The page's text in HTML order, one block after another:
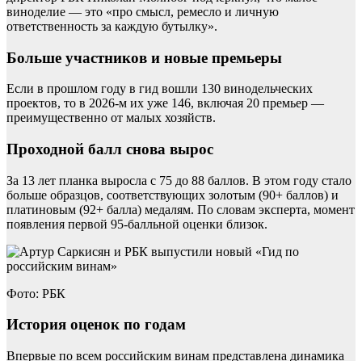
виноделие — это «про смысл, ремесло и личную
ответственность за каждую бутылку».
Больше участников и новые премьеры
Если в прошлом году в гид вошли 130 винодельческих
проектов, то в 2026-м их уже 146, включая 20 премьер —
преимущественно от малых хозяйств.
Проходной балл снова вырос
За 13 лет планка выросла с 75 до 88 баллов. В этом году стало
больше образцов, соответствующих золотым (90+ баллов) и
платиновым (92+ балла) медалям. По словам эксперта, момент
появления первой 95-балльной оценки близок.
Фото: РБК
История оценок по годам
Впервые по всем российским винам представлена динамика